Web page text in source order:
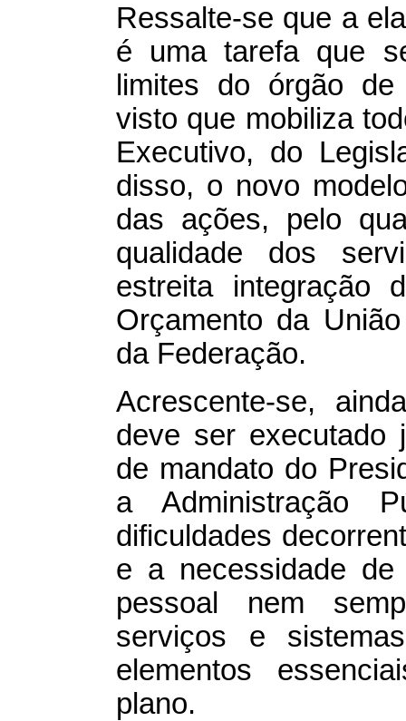
Ressalte-se que a
é uma tarefa que
limites do órgão
visto que mobiliza
Executivo, do
disso, o novo
das ações, pelo
qualidade dos
estreita integração
Orçamento da
da Federação.
Acrescente-se,
deve ser executado
de mandato do
a Administração
dificuldades
e a necessidade
pessoal nem
serviços e
elementos
plano.